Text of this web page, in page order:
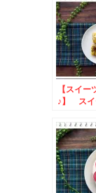
【スイー
♪】 スイ